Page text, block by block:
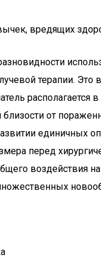
вредящих
терапии. Это
располагается в
от
единичных
перед
воздействия